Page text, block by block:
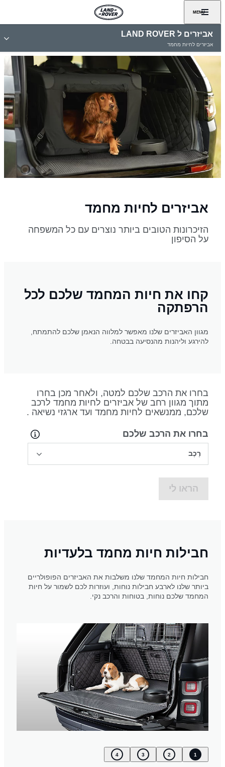
MENU
אביזרים ל LAND ROVER
אביזרים לחיות מחמד
אביזרים לחיות מחמד
הזיכרונות הטובים ביותר נוצרים עם כל המשפחה
על הסיפון
קחו את חיות המחמד שלכם לכל
הרפתקה
מגוון האביזרים שלנו מאפשר למלווה הנאמן שלכם להתמתח,
להירגע וליהנות מהנסיעה בבטחה.
בחרו את הרכב שלכם למטה, ולאחר מכן בחרו
מתוך מגוון רחב של אביזרים לחיות מחמד לרכב
שלכם, ממנשאים לחיות מחמד ועד ארגזי נשיאה .
בחרו את הרכב שלכם
רֶכֶב
הראו לי
חבילות חיות מחמד בלעדיות
חבילות חיות המחמד שלנו משלבות את האביזרים הפופולריים
ביותר שלנו לארבע חבילות נוחות, ועוזרות לכם לשמור על חיות
המחמד שלכם נוחות, בטוחות והרכב נקי.
1
2
3
4